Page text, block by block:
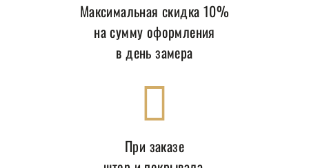
Максимальная скидка 10%
на сумму оформления
в день замера
При заказе